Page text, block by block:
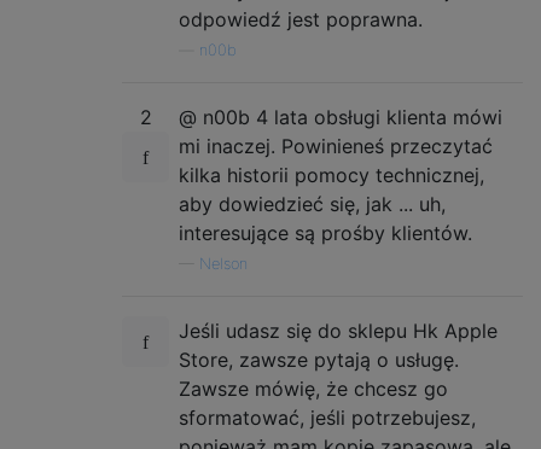
odpowiedź jest poprawna.
n00b
2
@ n00b 4 lata obsługi klienta mówi
mi inaczej. Powinieneś przeczytać
kilka historii pomocy technicznej,
aby dowiedzieć się, jak ... uh,
interesujące są prośby klientów.
Nelson
Jeśli udasz się do sklepu Hk Apple
Store, zawsze pytają o usługę.
Zawsze mówię, że chcesz go
sformatować, jeśli potrzebujesz,